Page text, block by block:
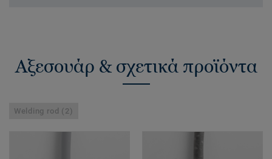
Αξεσουάρ & σχετικά προϊόντα
Welding rod (2)